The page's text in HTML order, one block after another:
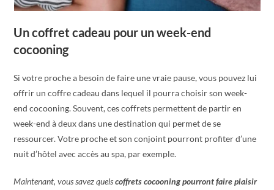
Un coffret cadeau pour un week-end
cocooning
Si votre proche a besoin de faire une vraie pause, vous pouvez lui
offrir un coffre cadeau dans lequel il pourra choisir son week-
end cocooning. Souvent, ces coffrets permettent de partir en
week-end à deux dans une destination qui permet de se
ressourcer. Votre proche et son conjoint pourront profiter d’une
nuit d’hôtel avec accès au spa, par exemple.
Maintenant, vous savez quelscoffrets cocooning pourront faire plaisir